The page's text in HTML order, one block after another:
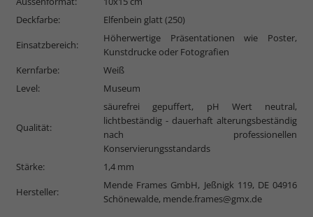
Deckfarbe:
Elfenbein glatt (250)
Einsatzbereich:
Höherwertige Präsentationen wie Poster,
Kunstdrucke oder Fotografien
Kernfarbe:
Weiß
Level:
Museum
Qualität:
säurefrei gepuffert, pH Wert neutral,
lichtbeständig - dauerhaft alterungsbeständig
nach professionellen
Konservierungsstandards
Stärke:
1,4 mm
Hersteller:
Mende Frames GmbH, Jeßnigk 119, DE 04916
Schönewalde, mende.frames@gmx.de